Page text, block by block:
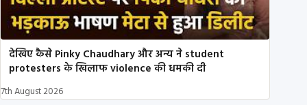
देखिए कैसे Pinky Chaudhary और अन्य ने student
protesters के खिलाफ violence की धमकी दी
7th August 2026